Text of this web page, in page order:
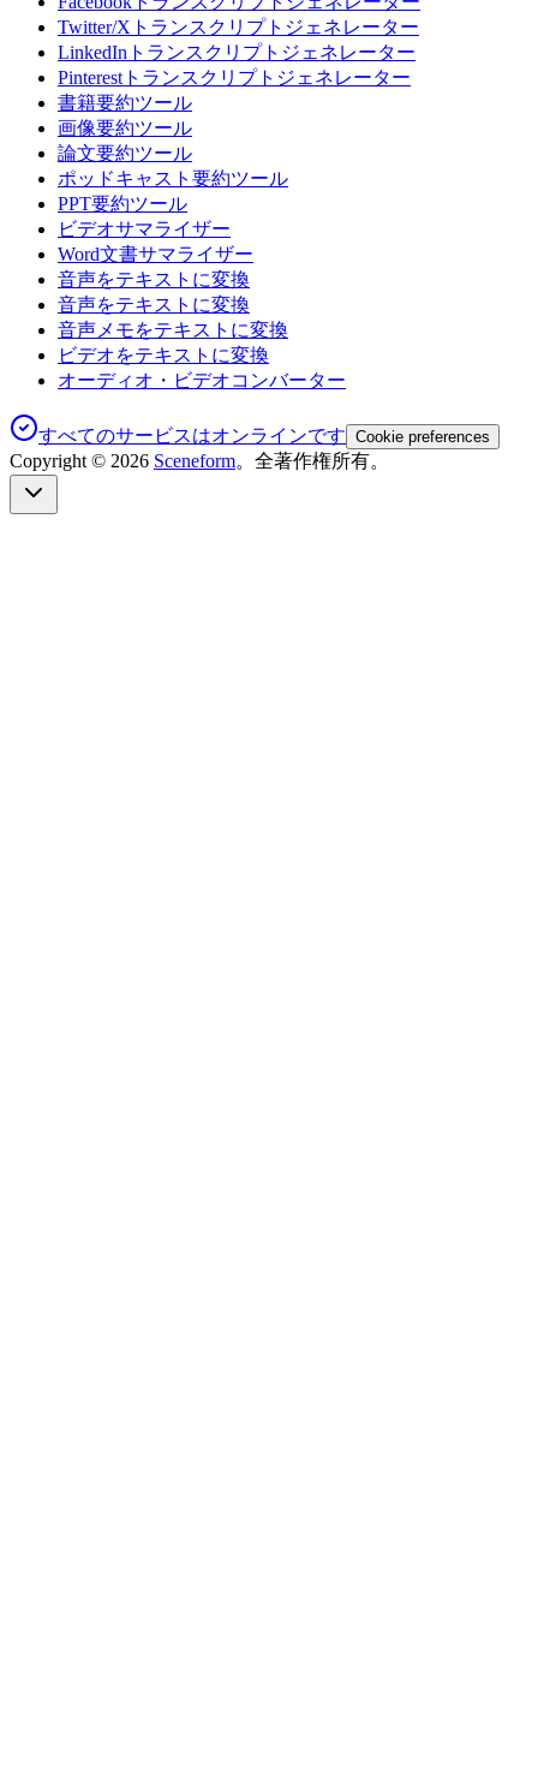
Twitter/Xトランスクリプトジェネレーター
LinkedInトランスクリプトジェネレーター
Pinterestトランスクリプトジェネレーター
書籍要約ツール
画像要約ツール
論文要約ツール
ポッドキャスト要約ツール
PPT要約ツール
ビデオサマライザー
Word文書サマライザー
音声をテキストに変換
音声をテキストに変換
音声メモをテキストに変換
ビデオをテキストに変換
オーディオ・ビデオコンバーター
すべてのサービスはオンラインです Cookie preferences
Copyright © 2026 Sceneform。全著作権所有。